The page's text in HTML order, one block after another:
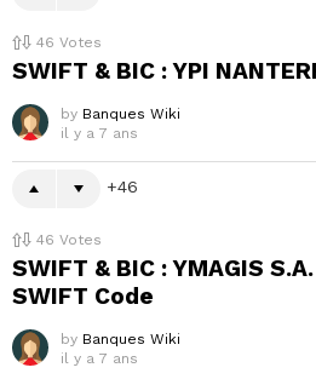
46 Votes
SWIFT & BIC : YPI
by Banques Wiki
il y a 7 ans
46
46 Votes
SWIFT & BIC : YMAGIS
SWIFT Code
by Banques Wiki
il y a 7 ans